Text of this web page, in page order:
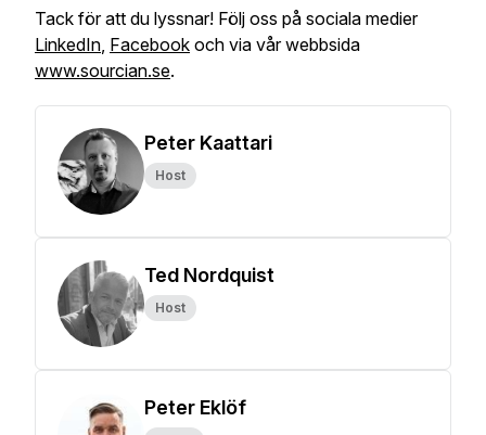
Tack för att du lyssnar! Följ oss på sociala medier
LinkedIn, Facebook och via vår webbsida
www.sourcian.se.
Peter Kaattari
Host
Ted Nordquist
Host
Peter Eklöf